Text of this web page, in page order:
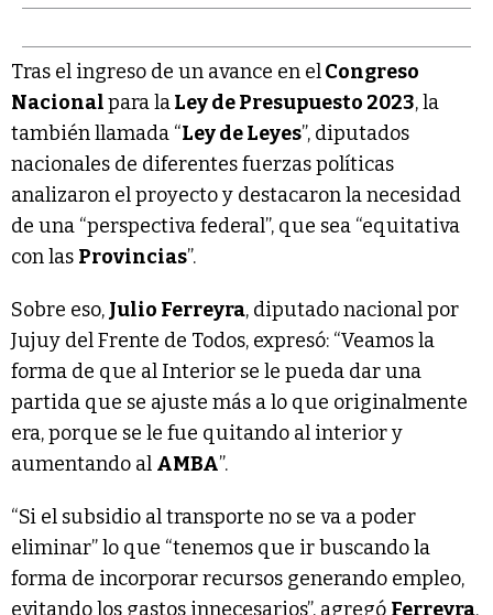
Tras el ingreso de un avance en elCongreso
Nacionalpara laLey de Presupuesto 2023, la
también llamada “Ley de Leyes”, diputados
nacionales de diferentes fuerzas políticas
analizaron el proyecto y destacaron la necesidad
de una “perspectiva federal”, que sea “equitativa
con las Provincias”.
Sobre eso, Julio Ferreyra, diputado nacional por
Jujuy del Frente de Todos, expresó: “Veamos la
forma de que al Interior se le pueda dar una
partida que se ajuste más a lo que originalmente
era, porque se le fue quitando al interior y
aumentando al AMBA”.
“Si el subsidio al transporte no se va a poder
eliminar” lo que “tenemos que ir buscando la
forma de incorporar recursos generando empleo,
evitando los gastos innecesarios”, agregó Ferreyra.